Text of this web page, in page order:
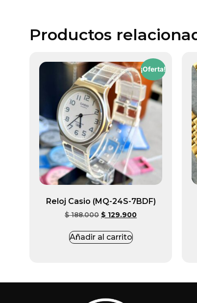
Productos
¡Oferta!
Reloj Casio (MQ-24S-7BDF)
$188.000 $ 129.900
Añadir al carrito